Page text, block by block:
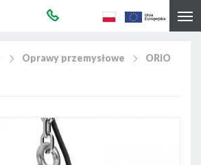
Oprawy przemysłowe
ORIO